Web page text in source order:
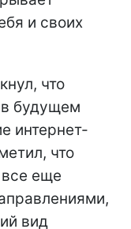
и своих
что
будущем
интернет-
что
еще
вид